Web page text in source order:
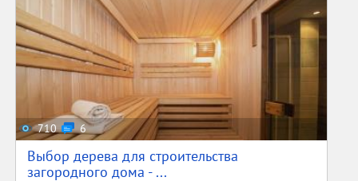
710 6
Выбор дерева для строительства
загородного дома - ...